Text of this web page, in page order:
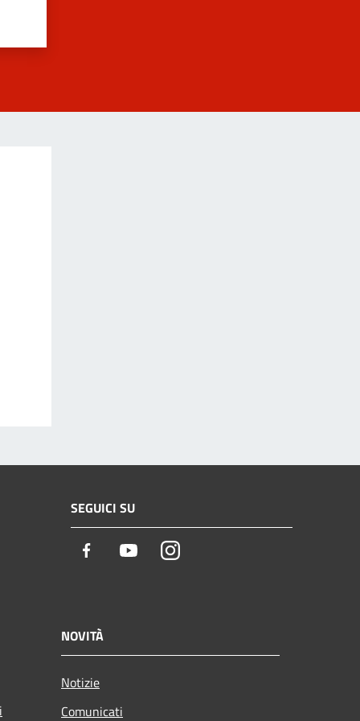
SEGUICI SU
Facebook YoutubeInstagram
NOVITÀ
Notizie
Comunicati